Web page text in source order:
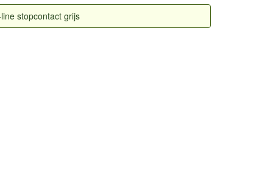
stopcontact grijs